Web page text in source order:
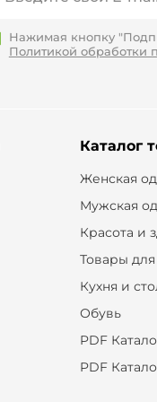
Нажимая кнопку
Политикой обработки
Каталог
Женская
Мужская
Красота и
Товары
Кухня и
Обувь
PDF
PDF